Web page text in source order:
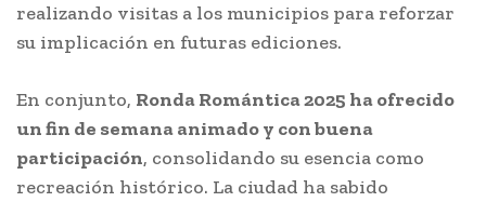
realizando visitas a los municipios para reforzar
su implicación en futuras ediciones.
En conjunto, Ronda Romántica 2025 ha ofrecido
un fin de semana animado y con buena
participación, consolidando su esencia como
recreación histórico. La ciudad ha sabido